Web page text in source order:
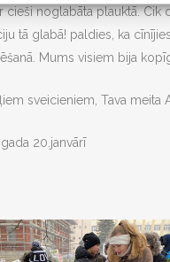
cieši noglabāta plauktā. Cik
tā glabā! paldies, ka
Mums visiem bija
sveicieniem, Tava meita
20.janvārī